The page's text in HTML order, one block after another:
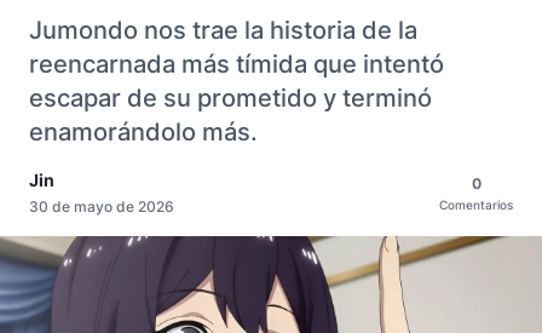
Jumondo nos trae la historia de la
reencarnada más tímida que intentó
escapar de su prometido y terminó
enamorándolo más.
Jin
30 de mayo de 2026
0
Comentarios